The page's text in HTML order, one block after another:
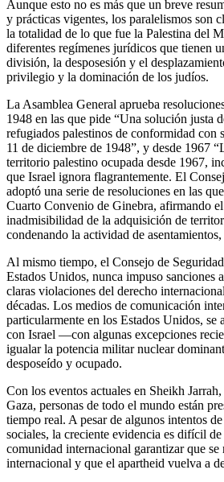
Aunque esto no es más que un breve
y prácticas vigentes, los paralelismos son
la totalidad de lo que fue la Palestina del
diferentes regímenes jurídicos que tienen
división, la desposesión y el
privilegio y la dominación de los judíos.
La Asamblea General aprueba
1948 en las que pide “Una solución justa
refugiados palestinos de conformidad con
11 de diciembre de 1948”, y desde 1967
territorio palestino ocupada desde 1967,
que Israel ignora flagrantemente. El
adoptó una serie de resoluciones en las
Cuarto Convenio de Ginebra, afirmando
inadmisibilidad de la adquisición de
condenando la actividad de
Al mismo tiempo, el Consejo de
Estados Unidos, nunca impuso sanciones
claras violaciones del derecho
décadas. Los medios de comunicación
particularmente en los Estados Unidos, se
con Israel —con algunas excepciones
igualar la potencia militar nuclear
desposeído y ocupado.
Con los eventos actuales en Sheikh
Gaza, personas de todo el mundo están
tiempo real. A pesar de algunos intentos
sociales, la creciente evidencia es difícil
comunidad internacional garantizar que se
internacional y que el apartheid vuelva a